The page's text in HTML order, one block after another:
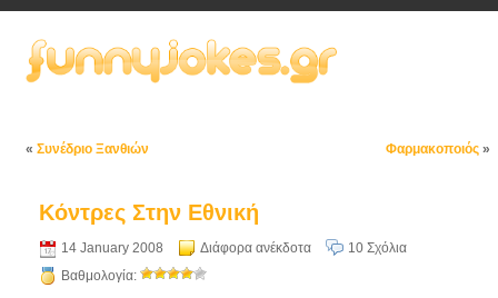
« Συνέδριο Ξανθιών Φαρμακοποιός »
Κόντρες Στην Εθνική
14 January 2008 Διάφορα ανέκδοτα
10 Σχόλια
Βαθμολογία: